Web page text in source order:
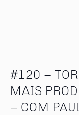
#120 –
MAIS
– COM